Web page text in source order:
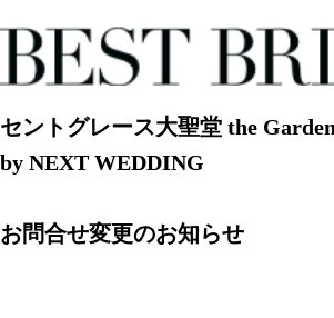
セントグレース大聖堂 the
by NEXT WEDDING
お問合せ変更のお知らせ